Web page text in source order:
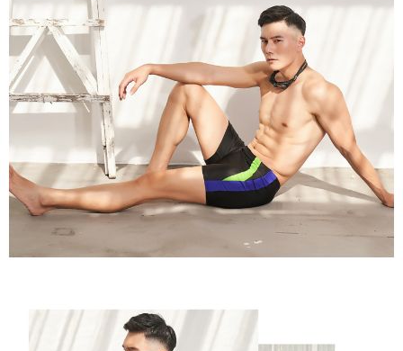
繫恩沛科技股份有限公司。若您不同意我們將上開所示之個人資料，連同必
要之購買訂單資訊提供予 AFTEE ，或讓 AFTEE 蒐集處理利用您的個人資
料，請勿選用本服務。
每笔NT$80，满NT$890(含以上)免运费
黑貓貨到付款
每笔NT$120
國家/地區配送 查看运费